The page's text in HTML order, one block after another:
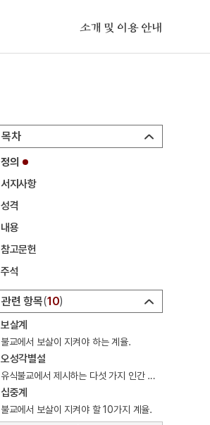
진양 우수리 방형 고분군
소개 및 이용 안내
목차
정의
서지사항
성격
내용
참고문헌
주석
관련 항목 10
보살계
불교에서 보살이 지켜야 하는 계율.
오성각별설
유식불교에서 제시하는 다섯 가지 인간 유형을 가리키는 불교교리.
십중계
불교에서 보살이 지켜야 할 10가지 계율.